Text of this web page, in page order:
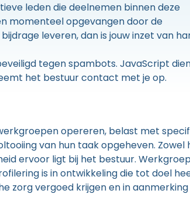
leden die deelnemen binnen deze
momenteel opgevangen door de
leveren, dan is jouw inzet van
tegen spambots. JavaScript
het bestuur contact met je op.
opereren, belast met
van hun taak opgeheven.
ervoor ligt bij het bestuur.
is in ontwikkeling die tot doel
zorg vergoed krijgen en in